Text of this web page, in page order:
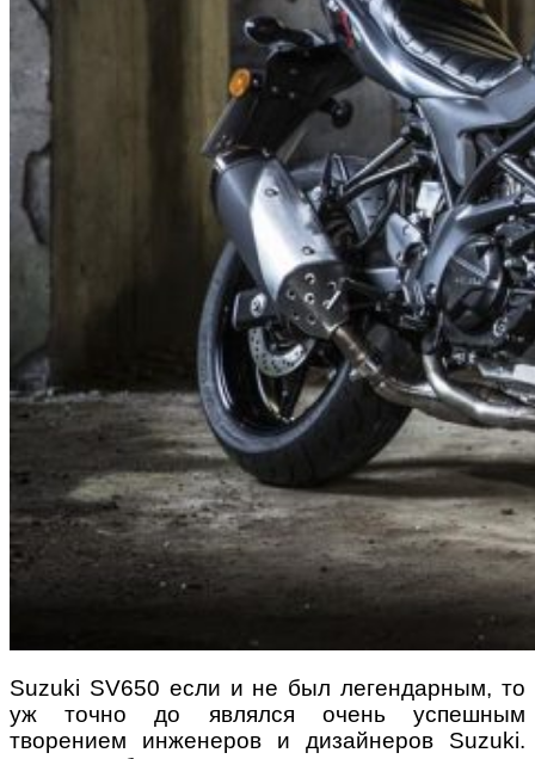
Suzuki SV650 если и не был легендарным, то
уж точно до являлся очень успешным
творением инженеров и дизайнеров Suzuki.